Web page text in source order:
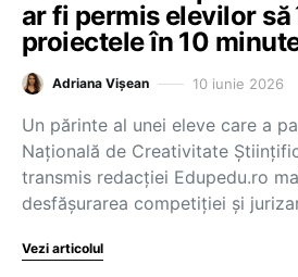
ar fi permis elevilor
proiectele în 10
Adriana Vișean 10 iunie 2026
Un părinte al unei eleve care a
Națională de Creativitate
transmis redacției Edupedu.ro
desfășurarea competiției și
Vezi articolul